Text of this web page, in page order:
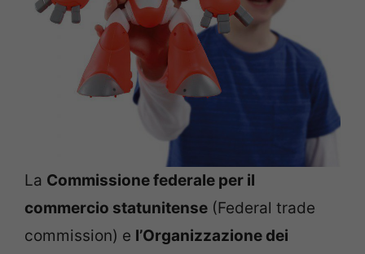
La Commissione federale per il
commercio statunitense (Federal trade
commission) e l’Organizzazione dei